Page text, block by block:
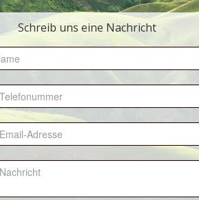
Schreib uns eine Nachricht